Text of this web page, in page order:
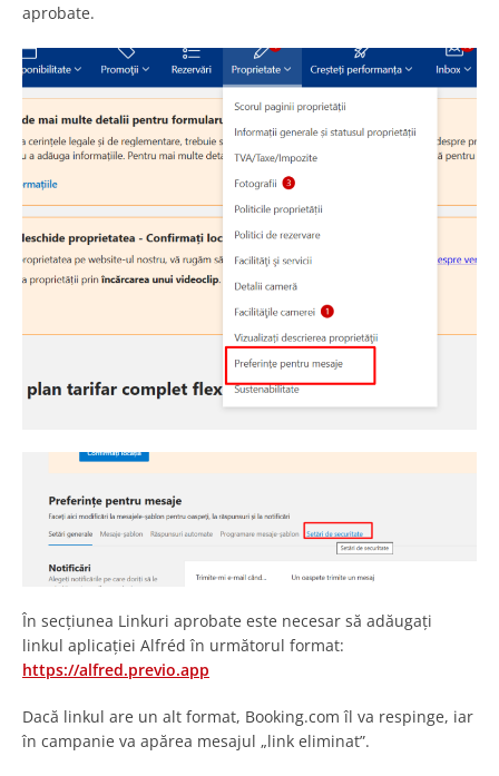
aprobate.
În secțiunea Linkuri aprobate este necesar să adăugați
linkul aplicației Alfréd în următorul format:
https://alfred.previo.app
Dacă linkul are un alt format, Booking.com îl va respinge, iar
în campanie va apărea mesajul „link eliminat”.